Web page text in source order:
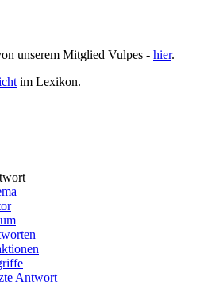
unserem Mitglied Vulpes - hier.
im Lexikon.
Antwort